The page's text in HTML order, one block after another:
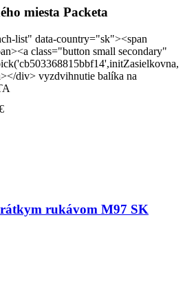
miesta Packeta
list" data-country="sk"><span
class="button small secondary"
div> vyzdvihnutie balíka na
rukávom M97 SK